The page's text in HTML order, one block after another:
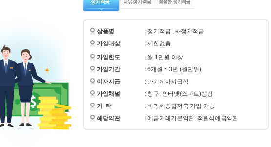
상품명
: 정기적금 , e-정기적금
가입대상
: 제한없음
가입한도
: 월 1만원 이상
가입기간
: 6개월 ~ 3년 (월단위)
이자지급
: 만기이자지급식
가입채널
: 창구, 인터넷(스마트)뱅킹
기 타
: 비과세종합저축 가입 가능
해당약관 : 예금거래기본약관, 적립식예금약관